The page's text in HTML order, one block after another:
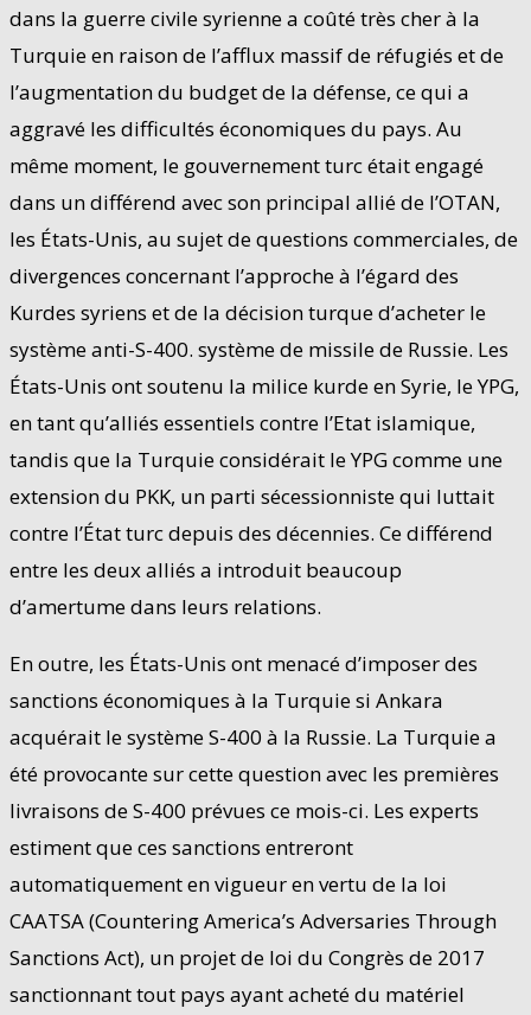
dans la guerre civile syrienne a coûté très cher à la
Turquie en raison de l’afflux massif de réfugiés et de
l’augmentation du budget de la défense, ce qui a
aggravé les difficultés économiques du pays. Au
même moment, le gouvernement turc était engagé
dans un différend avec son principal allié de l’OTAN,
les États-Unis, au sujet de questions commerciales, de
divergences concernant l’approche à l’égard des
Kurdes syriens et de la décision turque d’acheter le
système anti-S-400. système de missile de Russie. Les
États-Unis ont soutenu la milice kurde en Syrie, le YPG,
en tant qu’alliés essentiels contre l’Etat islamique,
tandis que la Turquie considérait le YPG comme une
extension du PKK, un parti sécessionniste qui luttait
contre l’État turc depuis des décennies. Ce différend
entre les deux alliés a introduit beaucoup
d’amertume dans leurs relations.
En outre, les États-Unis ont menacé d’imposer des
sanctions économiques à la Turquie si Ankara
acquérait le système S-400 à la Russie. La Turquie a
été provocante sur cette question avec les premières
livraisons de S-400 prévues ce mois-ci. Les experts
estiment que ces sanctions entreront
automatiquement en vigueur en vertu de la loi
CAATSA (Countering America’s Adversaries Through
Sanctions Act), un projet de loi du Congrès de 2017
sanctionnant tout pays ayant acheté du matériel